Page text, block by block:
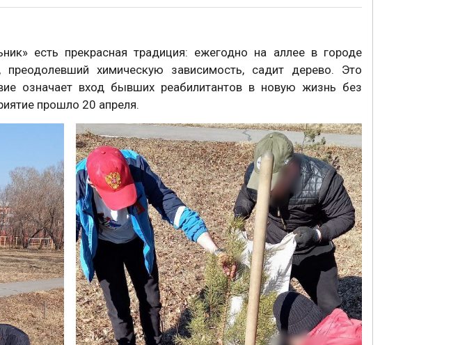
есть прекрасная традиция: ежегодно на аллее в городе
химическую зависимость, садит дерево. Это
означает вход бывших реабилитантов в новую жизнь без
прошло 20 апреля.